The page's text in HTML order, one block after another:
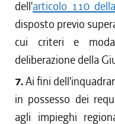
dell'articolo 110
disposto previo
cui criteri e
deliberazione della
7.Ai fini
in possesso dei
agli impieghi